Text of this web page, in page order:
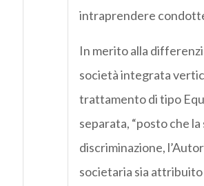
intraprendere
In merito alla
società integrata
trattamento di tipo
separata, “posto che
discriminazione,
societaria sia